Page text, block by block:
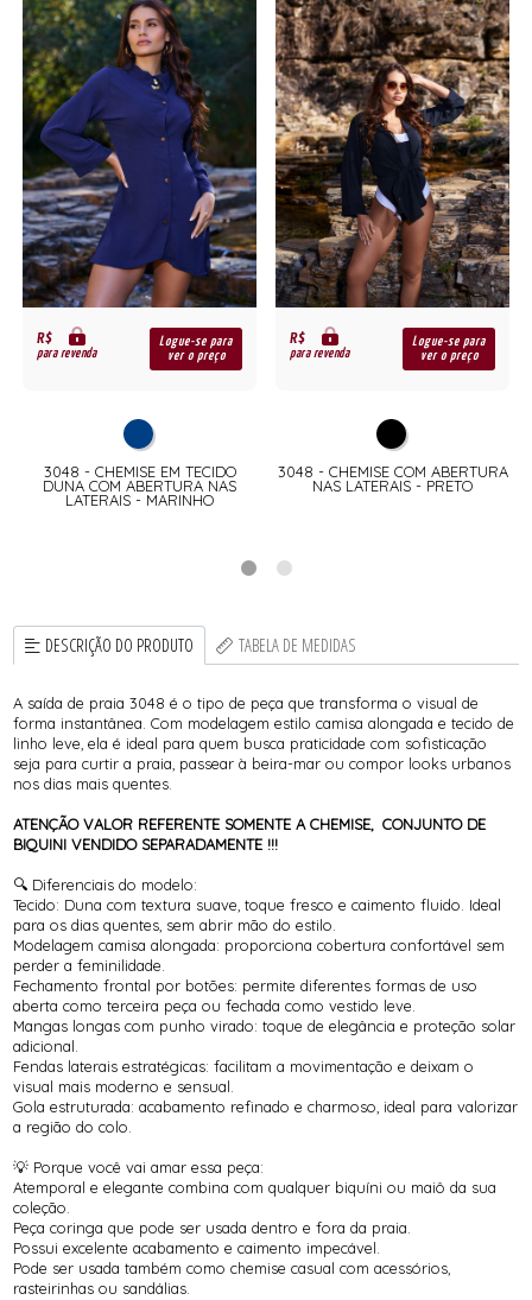
R$
para revenda
Logue-se para
ver o preço
3048 - CHEMISE EM TECIDO
DUNA COM ABERTURA NAS
LATERAIS - MARINHO
R$
para revenda
Logue-se para
ver o preço
3048 - CHEMISE COM ABERTURA
NAS LATERAIS - PRETO
DESCRIÇÃO DO PRODUTO TABELA DE MEDIDAS
A saída de praia 3048 é o tipo de peça que transforma o visual de
forma instantânea. Com modelagem estilo camisa alongada e tecido de
linho leve, ela é ideal para quem busca praticidade com sofisticação
seja para curtir a praia, passear à beira-mar ou compor looks urbanos
nos dias mais quentes.
ATENÇÃO VALOR REFERENTE SOMENTE A CHEMISE, CONJUNTO DE
BIQUINI VENDIDO SEPARADAMENTE !!!
🔍 Diferenciais do modelo:
Tecido: Duna com textura suave, toque fresco e caimento fluido. Ideal
para os dias quentes, sem abrir mão do estilo.
Modelagem camisa alongada: proporciona cobertura confortável sem
perder a feminilidade.
Fechamento frontal por botões: permite diferentes formas de uso
aberta como terceira peça ou fechada como vestido leve.
Mangas longas com punho virado: toque de elegância e proteção solar
adicional.
Fendas laterais estratégicas: facilitam a movimentação e deixam o
visual mais moderno e sensual.
Gola estruturada: acabamento refinado e charmoso, ideal para valorizar
a região do colo.
💡 Porque você vai amar essa peça:
Atemporal e elegante combina com qualquer biquíni ou maiô da sua
coleção.
Peça coringa que pode ser usada dentro e fora da praia.
Possui excelente acabamento e caimento impecável.
Pode ser usada também como chemise casual com acessórios,
rasteirinhas ou sandálias.